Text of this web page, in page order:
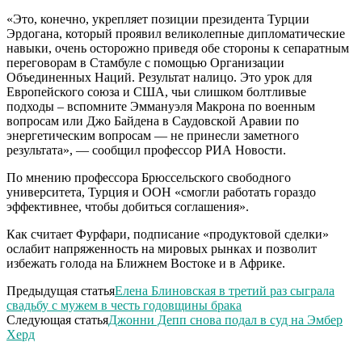
«Это, конечно, укрепляет позиции президента Турции
Эрдогана, который проявил великолепные дипломатические
навыки, очень осторожно приведя обе стороны к сепаратным
переговорам в Стамбуле с помощью Организации
Объединенных Наций. Результат налицо. Это урок для
Европейского союза и США, чьи слишком болтливые
подходы – вспомните Эммануэля Макрона по военным
вопросам или Джо Байдена в Саудовской Аравии по
энергетическим вопросам — не принесли заметного
результата», — сообщил профессор РИА Новости.
По мнению профессора Брюссельского свободного
университета, Турция и ООН «смогли работать гораздо
эффективнее, чтобы добиться соглашения».
Как считает Фурфари, подписание «продуктовой сделки»
ослабит напряженность на мировых рынках и позволит
избежать голода на Ближнем Востоке и в Африке.
Предыдущая статьяЕлена Блиновская в третий раз сыграла
свадьбу с мужем в честь годовщины брака
Следующая статьяДжонни Депп снова подал в суд на Эмбер
Херд